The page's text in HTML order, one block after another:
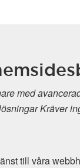
med
Kräver
till våra